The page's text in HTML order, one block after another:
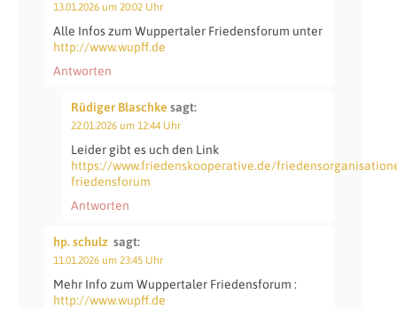
13.01.2026 um 20:02 Uhr
Alle Infos zum Wuppertaler Friedensforum unter
http://www.wupff.de
Antworten
Rüdiger Blaschke sagt:
22.01.2026 um 12:44 Uhr
Leider gibt es uch den Link
https://www.friedenskooperative.de/
friedensforum
Antworten
hp. schulz sagt:
11.01.2026 um 23:45 Uhr
Mehr Info zum Wuppertaler Friedensforum :
http://www.wupff.de